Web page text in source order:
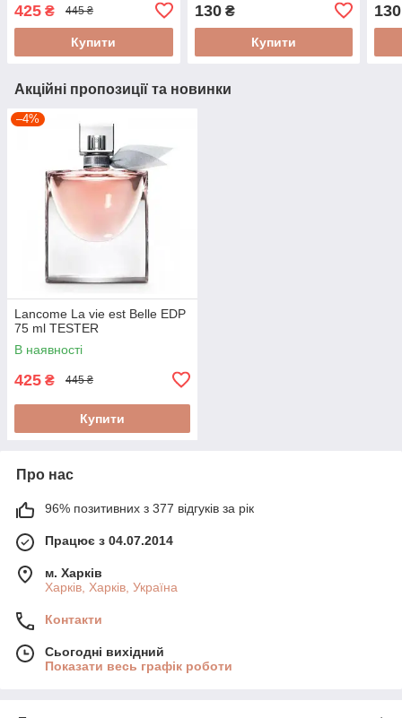
425 ₴ 445 ₴
Купити
130₴
Купити
130
Акційні пропозиції та новинки
–4%
Lancome La vie est Belle EDP
75 ml TESTER
В наявності
425 ₴ 445 ₴
Купити
Про нас
96% позитивних з 377 відгуків за рік
Працює з 04.07.2014
м. Харків
Харків, Харків, Україна
Контакти
Сьогодні вихідний
Показати весь графік роботи